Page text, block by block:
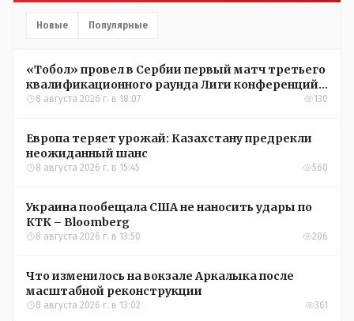
Новые Популярные
«Тобол» провел в Сербии первый матч третьего
квалификационного раунда Лиги конференций
УЕФА
8 августа 2026 г. в 18:07 130
Европа теряет урожай: Казахстану предрекли
неожиданный шанс
8 августа 2026 г. в 15:45 560
Украина пообещала США не наносить удары по
КТК – Bloomberg
8 августа 2026 г. в 13:50 206
Что изменилось на вокзале Аркалыка после
масштабной реконструкции
8 августа 2026 г. в 13:02 361